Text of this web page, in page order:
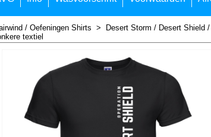
/ Oefeningen Shirts > Desert Storm / Desert Shield
textiel